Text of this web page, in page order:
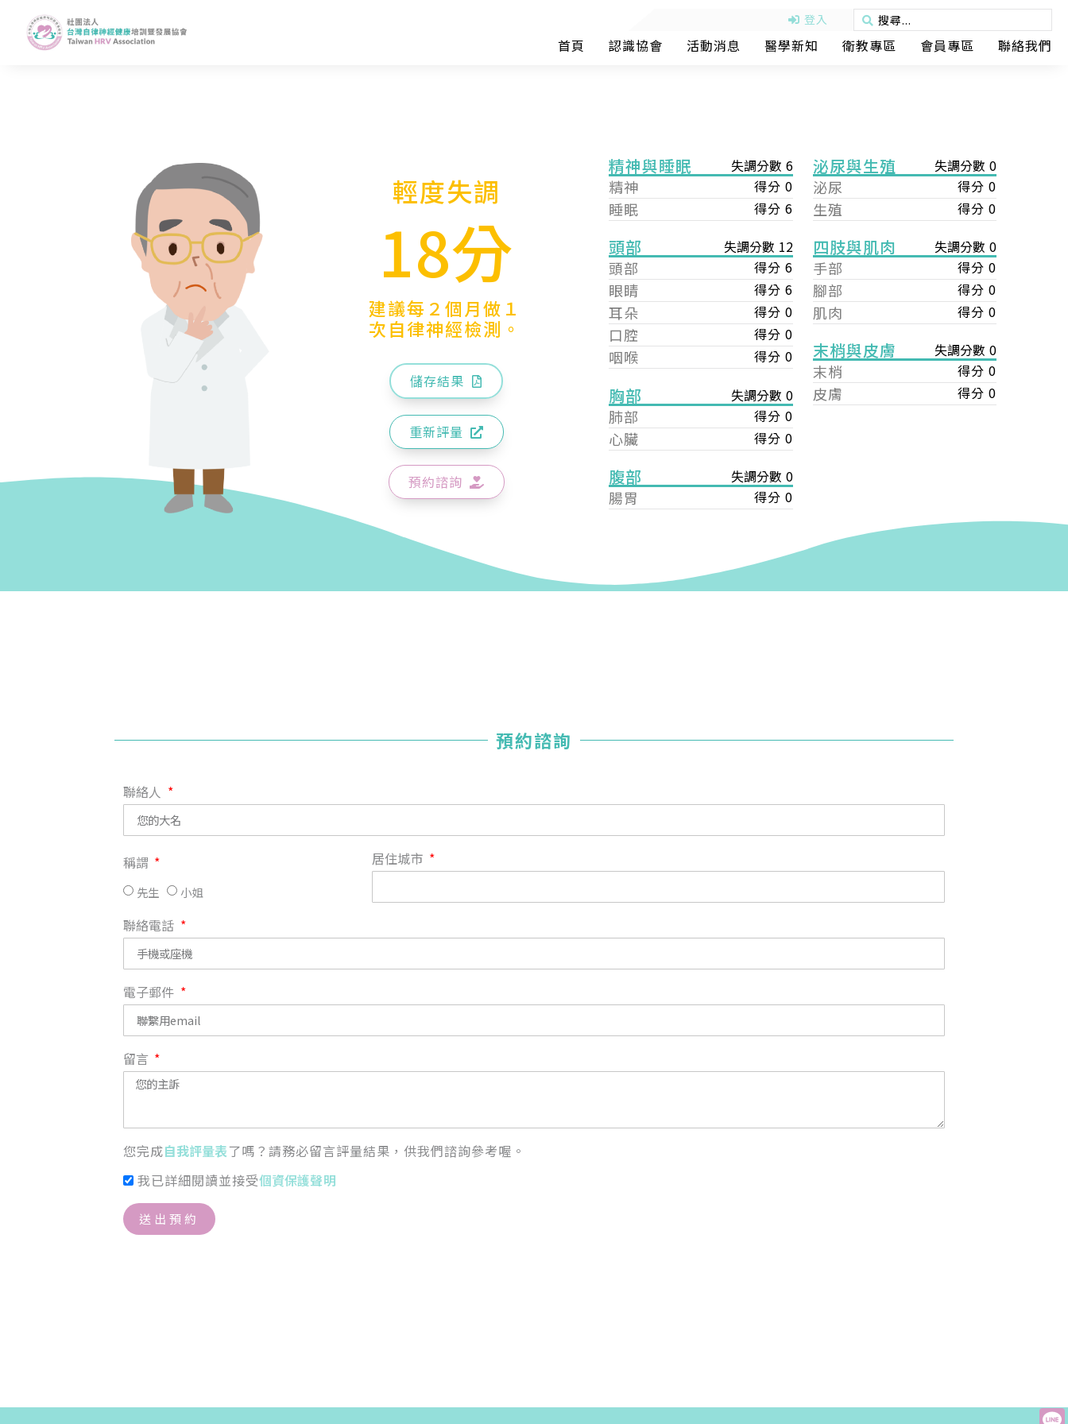
登入
首頁 認識協會 活動消息 醫學新知 衛教專區 會員專區 聯絡我們
輕度失調
18分
建議每２個月做１
次自律神經檢測。
儲存結果
重新評量
預約諮詢
精神與睡眠 失調分數 6
精神 得分 0
睡眠 得分 6
頭部 失調分數 12
頭部 得分 6
眼睛 得分 6
耳朵 得分 0
口腔 得分 0
咽喉 得分 0
胸部 失調分數 0
肺部 得分 0
心臟 得分 0
腹部 失調分數 0
腸胃 得分 0
泌尿與生殖 失調分數 0
泌尿 得分 0
生殖 得分 0
四肢與肌肉 失調分數 0
手部 得分 0
腳部 得分 0
肌肉 得分 0
末梢與皮膚 失調分數 0
末梢 得分 0
皮膚 得分 0
預約諮詢
聯絡人
稱謂
先生 小姐
居住城市
聯絡電話
電子郵件
留言
您完成自我評量表了嗎？請務必留言評量結果，供我們諮詢參考喔。
我已詳細閱讀並接受個資保護聲明
送出預約
您好，您的會員申請，已成功送出，經本協會理事會審核
【會費】
入會費新臺幣1200元，於會員入會時繳納；常年會費1200
元，於每年度繳納。
戶名: 社團法人台灣自律神經健康培訓暨發展協會